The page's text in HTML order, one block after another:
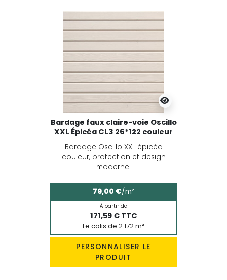
Bardage faux claire-voie Oscillo
XXL Épicéa CL3 26*122 couleur
Bardage Oscillo XXL épicéa
couleur, protection et design
moderne.
79,00 €/m²
À partir de
171,59 € TTC
Le colis de 2.172 m²
PERSONNALISER LE
PRODUIT